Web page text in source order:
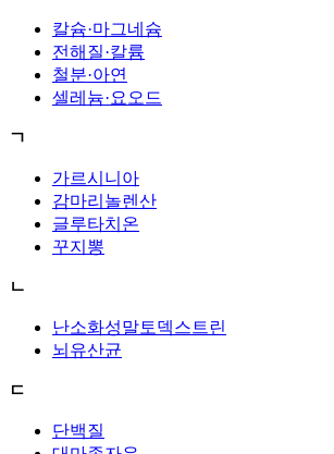
칼슘·마그네슘
전해질·칼륨
철분·아연
셀레늄·요오드
ㄱ
가르시니아
감마리놀렌산
글루타치온
꾸지뽕
ㄴ
난소화성말토덱스트린
뇌유산균
ㄷ
단백질